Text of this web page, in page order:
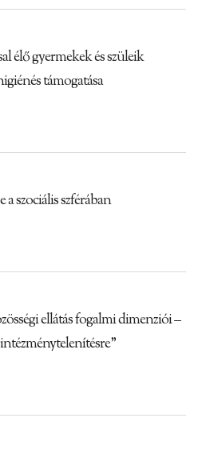
élő gyermekek és szüleik
támogatása
szociális szférában
ellátás fogalmi dimenziói –